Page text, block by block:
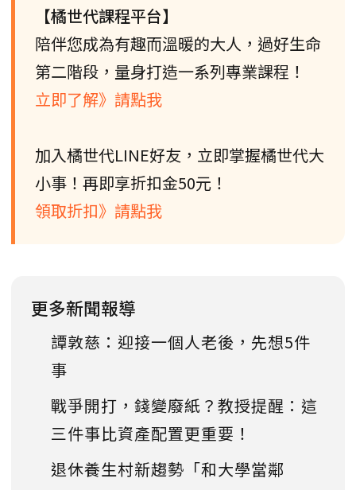
【橘世代課程平台】
陪伴您成為有趣而溫暖的大人，過好生命
第二階段，量身打造一系列專業課程！
立即了解》請點我
加入橘世代LINE好友，立即掌握橘世代大
小事！再即享折扣金50元！
領取折扣》請點我
更多新聞報導
譚敦慈：迎接一個人老後，先想5件
事
戰爭開打，錢變廢紙？教授提醒：這
三件事比資產配置更重要！
退休養生村新趨勢「和大學當鄰